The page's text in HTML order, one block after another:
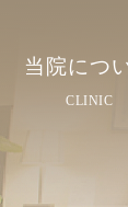
当院につ
CLINIC